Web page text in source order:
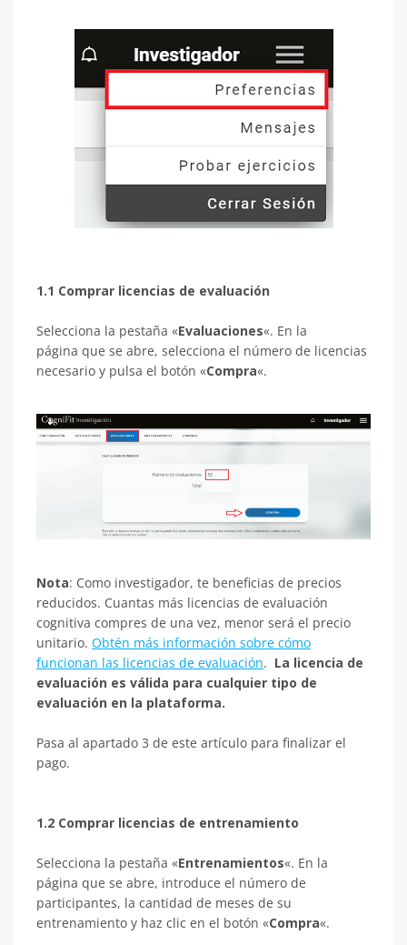
1.1 Comprar licencias de evaluación
Selecciona la pestaña «Evaluaciones«. En la
página que se abre, selecciona el número de licencias
necesario y pulsa el botón «Compra«.
Nota: Como investigador, te beneficias de precios
reducidos. Cuantas más licencias de evaluación
cognitiva compres de una vez, menor será el precio
unitario. Obtén más información sobre cómo
funcionan las licencias de evaluación. La licencia de
evaluación es válida para cualquier tipo de
evaluación en la plataforma.
Pasa al apartado 3 de este artículo para finalizar el
pago.
1.2 Comprar licencias de entrenamiento
Selecciona la pestaña «Entrenamientos«. En la
página que se abre, introduce el número de
participantes, la cantidad de meses de su
entrenamiento y haz clic en el botón «Compra«.